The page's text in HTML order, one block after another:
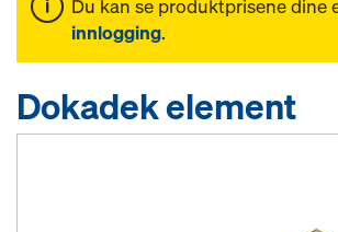
Du kan se produktprisene dine
innlogging.
Dokadek element